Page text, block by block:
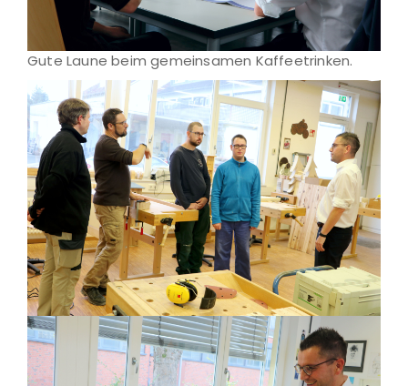
Gute Laune beim gemeinsamen Kaffeetrinken.